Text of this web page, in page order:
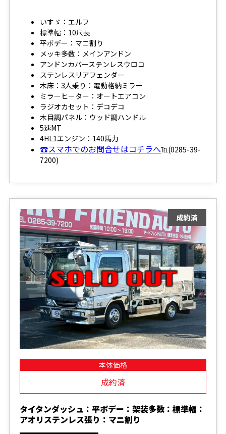
いすゞ：エルフ
標準幅：10尺長
平ボデー：マニ割り
メッキ多数：メインアンドン
アンドンカバーステンレスウロコ
ステンレスリアフェンダー
木床：3人乗り：電動格納ミラー
ミラーヒーター：オートエアコン
ラジオカセット：デコデコ
木目調パネル：ウッド調ハンドル
5速MT
4HL1エンジン：140馬力
☎スマホでのお問合せはコチラへ℡(0285-39-
7200)
本体価格
成約済
タイタンダッシュ：平ボデー：架装多数：標準幅：
アオリステンレス張り：マニ割り